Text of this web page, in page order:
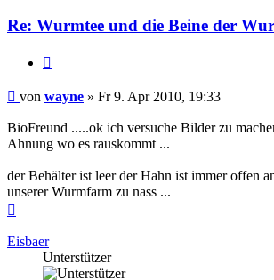
Re: Wurmtee und die Beine der
Beitrag
von wayne » Fr 9. Apr 2010, 19:33
BioFreund .....ok ich versuche Bilder zu
Ahnung wo es rauskommt ...
der Behälter ist leer der Hahn ist immer offen
unserer Wurmfarm zu nass ...
Eisbaer
Unterstützer